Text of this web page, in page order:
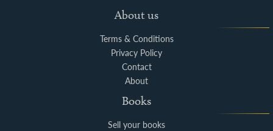
About us
Terms & Conditions
Privacy Policy
Contact
About
Books
Sell your books